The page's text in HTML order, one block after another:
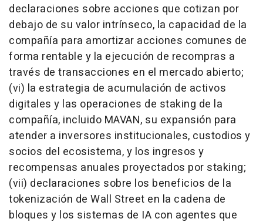
declaraciones sobre acciones que cotizan por
debajo de su valor intrínseco, la capacidad de la
compañía para amortizar acciones comunes de
forma rentable y la ejecución de recompras a
través de transacciones en el mercado abierto;
(vi) la estrategia de acumulación de activos
digitales y las operaciones de staking de la
compañía, incluido MAVAN, su expansión para
atender a inversores institucionales, custodios y
socios del ecosistema, y los ingresos y
recompensas anuales proyectados por staking;
(vii) declaraciones sobre los beneficios de la
tokenización de Wall Street en la cadena de
bloques y los sistemas de IA con agentes que